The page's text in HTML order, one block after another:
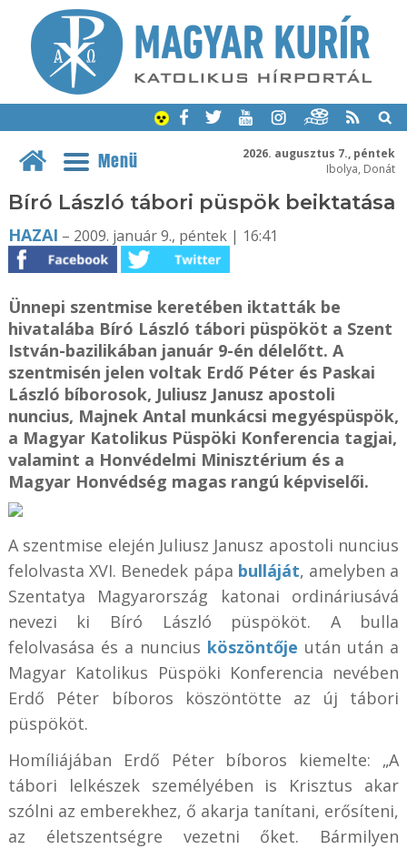
2026. augusztus 7., péntek
Ibolya, Donát
Menü
Bíró László tábori püspök beiktatása
HAZAI – 2009. január 9., péntek | 16:41
Ünnepi szentmise keretében iktatták be
hivatalába Bíró László tábori püspököt a Szent
István-bazilikában január 9-én délelőtt. A
szentmisén jelen voltak Erdő Péter és Paskai
László bíborosok, Juliusz Janusz apostoli
nuncius, Majnek Antal munkácsi megyéspüspök,
a Magyar Katolikus Püspöki Konferencia tagjai,
valamint a Honvédelmi Minisztérium és a
Magyar Honvédség magas rangú képviselői.
A szentmise elején Juliusz Janusz apostoli nuncius
felolvasta XVI. Benedek pápa bulláját, amelyben a
Szentatya Magyarország katonai ordináriusává
nevezi ki Bíró László püspököt. A bulla
felolvasása és a nuncius köszöntője után után a
Magyar Katolikus Püspöki Konferencia nevében
Erdő Péter bíboros köszöntötte az új tábori
püspököt.
Homíliájában Erdő Péter bíboros kiemelte: „A
tábori lelkészek személyében is Krisztus akar
szólni az emberekhez, ő akarja tanítani, erősíteni,
az életszentségre vezetni őket. Bármilyen